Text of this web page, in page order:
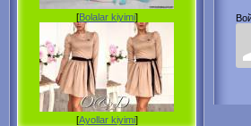
[Bolalar kiyimi]
[Ayollar kiyimi]